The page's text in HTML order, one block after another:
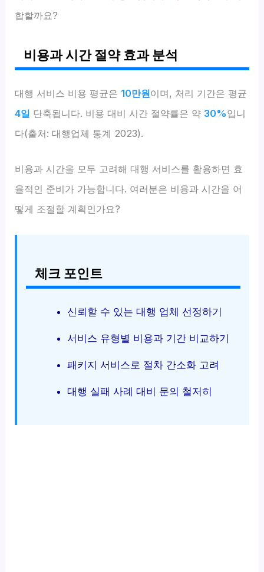
합할까요?
비용과 시간 절약 효과 분석
대행 서비스 비용 평균은 10만원이며, 처리 기간은 평균
4일 단축됩니다. 비용 대비 시간 절약률은 약 30%입니
다(출처: 대행업체 통계 2023).
비용과 시간을 모두 고려해 대행 서비스를 활용하면 효
율적인 준비가 가능합니다. 여러분은 비용과 시간을 어
떻게 조절할 계획인가요?
체크 포인트
신뢰할 수 있는 대행 업체 선정하기
서비스 유형별 비용과 기간 비교하기
패키지 서비스로 절차 간소화 고려
대행 실패 사례 대비 문의 철저히